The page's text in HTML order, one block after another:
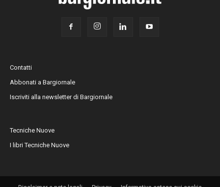
Contatti
Abbonati a Bargiornale
Iscriviti alla newsletter di Bargiornale
Tecniche Nuove
I libri Tecniche Nuove